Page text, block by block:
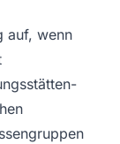
auf, wenn